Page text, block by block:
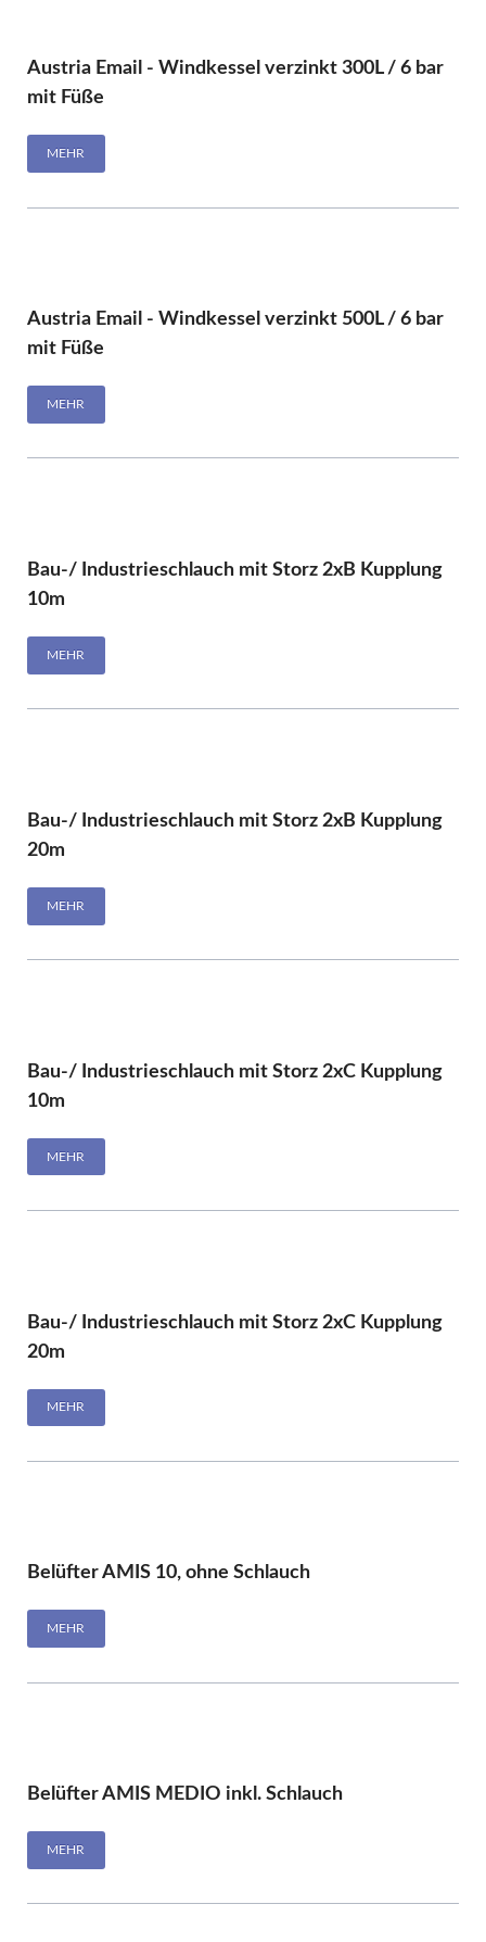
Austria Email - Windkessel verzinkt 300L / 6 bar
mit Füße
MEHR
Austria Email - Windkessel verzinkt 500L / 6 bar
mit Füße
MEHR
Bau-/ Industrieschlauch mit Storz 2xB Kupplung
10m
MEHR
Bau-/ Industrieschlauch mit Storz 2xB Kupplung
20m
MEHR
Bau-/ Industrieschlauch mit Storz 2xC Kupplung
10m
MEHR
Bau-/ Industrieschlauch mit Storz 2xC Kupplung
20m
MEHR
Belüfter AMIS 10, ohne Schlauch
MEHR
Belüfter AMIS MEDIO inkl. Schlauch
MEHR